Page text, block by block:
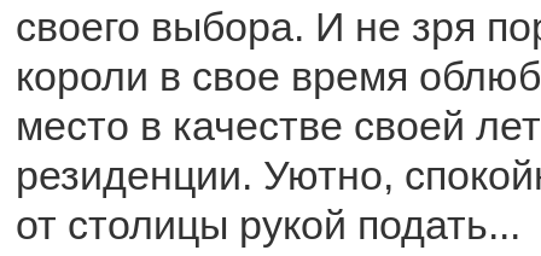
своего выбора. И не зря
короли в свое время
место в качестве своей
резиденции. Уютно,
от столицы рукой подать...